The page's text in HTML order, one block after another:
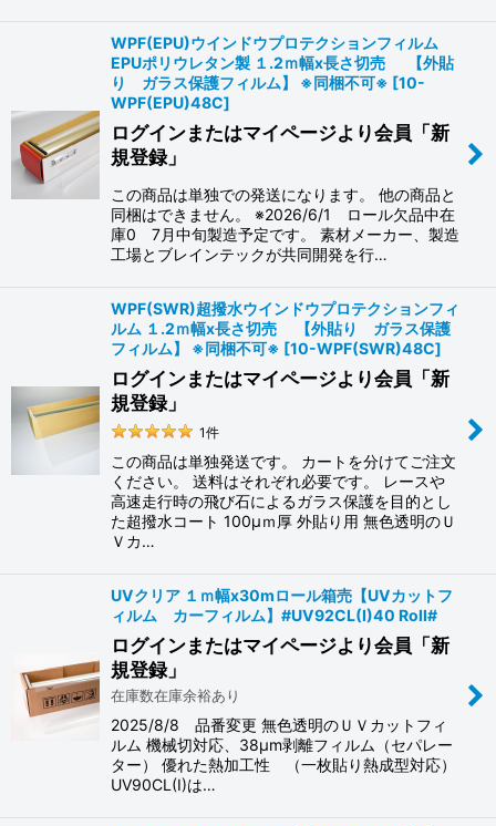
WPF(EPU)ウインドウプロテクションフィルム
EPUポリウレタン製 １.2ｍ幅x長さ切売 【外貼
り ガラス保護フィルム】 ※同梱不可※ [10-
WPF(EPU)48C]
ログインまたはマイページより会員「新
規登録」
この商品は単独での発送になります。 他の商品と
同梱はできません。 ※2026/6/1 ロール欠品中在
庫0 7月中旬製造予定です。 素材メーカー、製造
工場とブレインテックが共同開発を行…
WPF(SWR)超撥水ウインドウプロテクションフィ
ルム １.2ｍ幅x長さ切売 【外貼り ガラス保護
フィルム】 ※同梱不可※ [10-WPF(SWR)48C]
ログインまたはマイページより会員「新
規登録」
1件
この商品は単独発送です。 カートを分けてご注文
ください。 送料はそれぞれ必要です。 レースや
高速走行時の飛び石によるガラス保護を目的とし
た超撥水コート 100μｍ厚 外貼り用 無色透明のＵ
Ｖカ…
UVクリア １ｍ幅x30mロール箱売【UVカットフ
ィルム カーフィルム】#UV92CL(I)40 Roll#
ログインまたはマイページより会員「新
規登録」
在庫数在庫余裕あり
2025/8/8 品番変更 無色透明のＵＶカットフィ
ルム 機械切対応、38μm剥離フィルム（セパレー
ター） 優れた熱加工性 （一枚貼り熱成型対応）
UV90CL(I)は…